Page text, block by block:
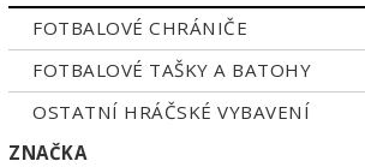
FOTBALOVÉ CHRÁNIČE
FOTBALOVÉ TAŠKY A BATOHY
OSTATNÍ HRÁČSKÉ VYBAVENÍ
ZNAČKA